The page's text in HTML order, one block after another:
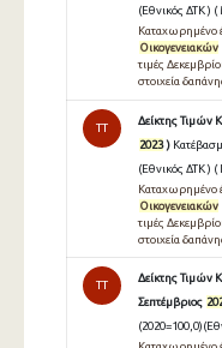
(Εθνικός ΔΤΚ ) (
Καταχωρημένο
Οικογενειακών
τιμές
στοιχεία
TT
Δείκτης Τιμών
2023)
(Εθνικός ΔΤΚ ) (
Καταχωρημένο
Οικογενειακών
τιμές
στοιχεία
TT
Δείκτης Τιμών
Σεπτέμβριος